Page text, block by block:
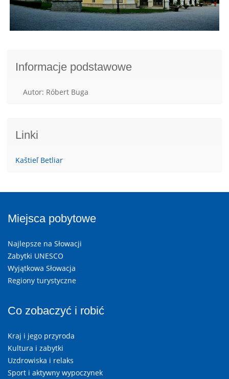
Informacje podstawowe
Autor: Róbert Buga
Linki
Kaštieľ Betliar
Miejsca pobytowe
Najlepsze na Słowacji
Zabytki UNESCO
Wyjątkowa Słowacja
Regiony turystyczne
Co zobaczyć i robić
Kraj i jego przyroda
Kultura i zabytki
Uzdrowiska i relaks
Sport i aktywny wypoczynek